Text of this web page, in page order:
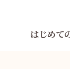
はじめて